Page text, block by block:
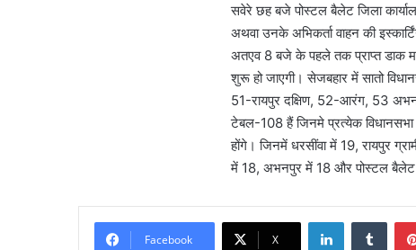
सवेरे छह बजे पोस्टल बैलेट जिला
अथवा उनके अभिकर्ता वाहन की
अतएव 8 बजे के पहले तक प्राप्त डाक
शुरू हो जाएगी। सेजबहार में सातो
51-रायपुर दक्षिण, 52-आरंग, 53
टेबल-108 हैं जिनमे प्रत्येक
होंगे। जिनमें धरसींवा में 19, रायपुर
में 18, अभनपुर में 18 और पोस्टल बैलेट
Facebook X
LinkedIn